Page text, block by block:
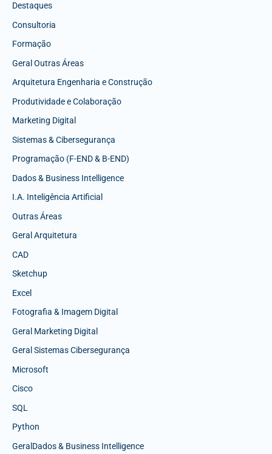
Destaques
Consultoria
Formação
Geral Outras Áreas
Arquitetura Engenharia e Construção
Produtividade e Colaboração
Marketing Digital
Sistemas & Cibersegurança
Programação (F-END & B-END)
Dados & Business Intelligence
I.A. Inteligência Artificial
Outras Áreas
Geral Arquitetura
CAD
Sketchup
Excel
Fotografia & Imagem Digital
Geral Marketing Digital
Geral Sistemas Cibersegurança
Microsoft
Cisco
SQL
Python
GeralDados & Business Intelligence